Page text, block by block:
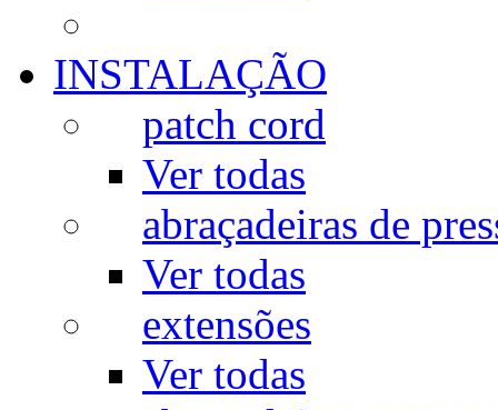
INSTALAÇÃO
patch cord
Ver todas
abraçadeiras de
Ver todas
extensões
Ver todas